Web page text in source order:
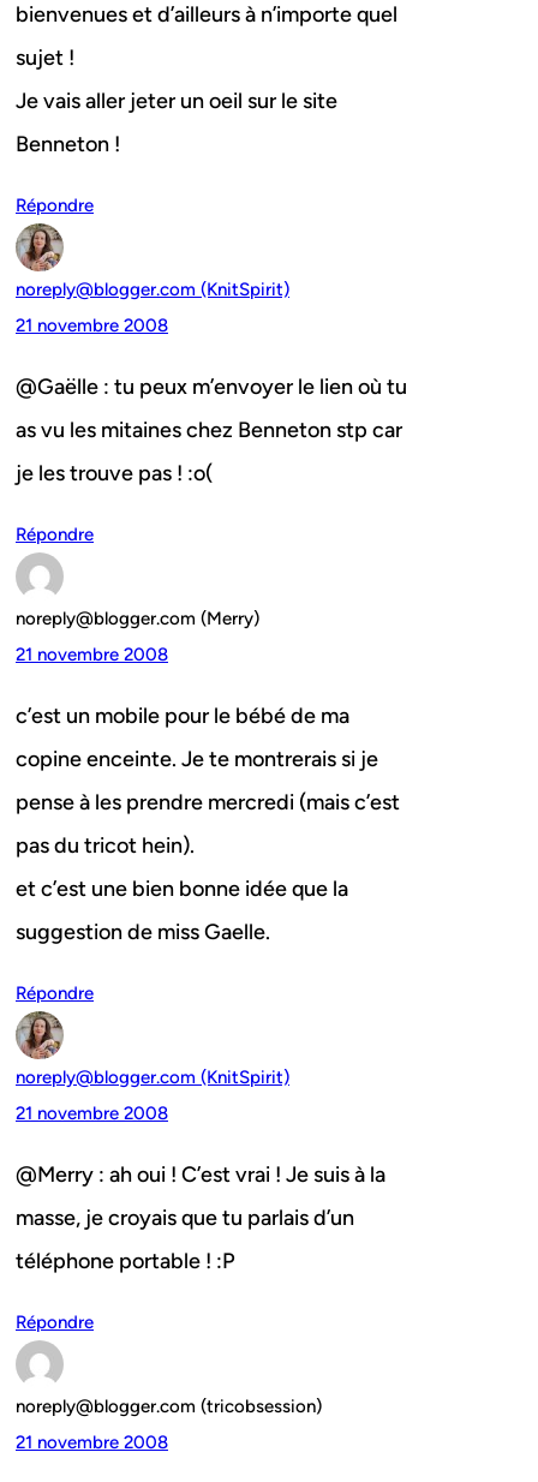
bienvenues et d’ailleurs à n’importe quel
sujet !
Je vais aller jeter un oeil sur le site
Benneton !
Répondre
noreply@blogger.com (KnitSpirit)
21 novembre 2008
@Gaëlle : tu peux m’envoyer le lien où tu
as vu les mitaines chez Benneton stp car
je les trouve pas ! :o(
Répondre
noreply@blogger.com (Merry)
21 novembre 2008
c’est un mobile pour le bébé de ma
copine enceinte. Je te montrerais si je
pense à les prendre mercredi (mais c’est
pas du tricot hein).
et c’est une bien bonne idée que la
suggestion de miss Gaelle.
Répondre
noreply@blogger.com (KnitSpirit)
21 novembre 2008
@Merry : ah oui ! C’est vrai ! Je suis à la
masse, je croyais que tu parlais d’un
téléphone portable ! :P
Répondre
noreply@blogger.com (tricobsession)
21 novembre 2008